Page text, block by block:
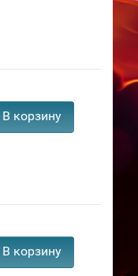
В корзину
В корзину